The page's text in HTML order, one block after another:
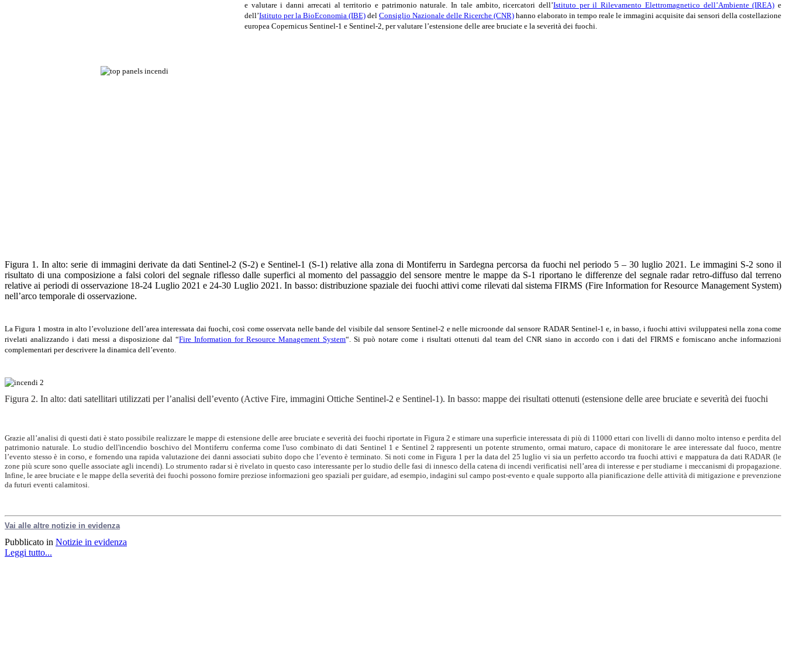
e valutare i danni arrecati al territorio e patrimonio naturale. In tale ambito, ricercatori dell’Istituto per il Rilevamento Elettromagnetico dell’Ambiente (IREA) e
dell’Istituto per la BioEconomia (IBE) del Consiglio Nazionale delle Ricerche (CNR) hanno elaborato in tempo reale le immagini acquisite dai sensori della costellazione
europea Copernicus Sentinel-1 e Sentinel-2, per valutare l’estensione delle aree bruciate e la severità dei fuochi.
Figura 1. In alto: serie di immagini derivate da dati Sentinel-2 (S-2) e Sentinel-1 (S-1) relative alla zona di Montiferru in Sardegna percorsa da fuochi nel periodo 5 – 30 luglio 2021. Le immagini S-2 sono il
risultato di una composizione a falsi colori del segnale riflesso dalle superfici al momento del passaggio del sensore mentre le mappe da S-1 riportano le differenze del segnale radar retro-diffuso dal terreno
relative ai periodi di osservazione 18-24 Luglio 2021 e 24-30 Luglio 2021. In basso: distribuzione spaziale dei fuochi attivi come rilevati dal sistema FIRMS (Fire Information for Resource Management System)
nell’arco temporale di osservazione.
La Figura 1 mostra in alto l’evoluzione dell’area interessata dai fuochi, così come osservata nelle bande del visibile dal sensore Sentinel-2 e nelle microonde dal sensore RADAR Sentinel-1 e, in basso, i fuochi attivi sviluppatesi nella zona come
rivelati analizzando i dati messi a disposizione dal “Fire Information for Resource Management System“. Si può notare come i risultati ottenuti dal team del CNR siano in accordo con i dati del FIRMS e forniscano anche informazioni
complementari per descrivere la dinamica dell’evento.
Figura 2. In alto: dati satellitari utilizzati per l’analisi dell’evento (Active Fire, immagini Ottiche Sentinel-2 e Sentinel-1). In basso: mappe dei risultati ottenuti (estensione delle aree bruciate e severità dei fuochi
Grazie all’analisi di questi dati è stato possibile realizzare le mappe di estensione delle aree bruciate e severità dei fuochi riportate in Figura 2 e stimare una superficie interessata di più di 11000 ettari con livelli di danno molto intenso e perdita del
patrimonio naturale. Lo studio dell'incendio boschivo del Montiferru conferma come l'uso combinato di dati Sentinel 1 e Sentinel 2 rappresenti un potente strumento, ormai maturo, capace di monitorare le aree interessate dal fuoco, mentre
l’evento stesso è in corso, e fornendo una rapida valutazione dei danni associati subito dopo che l’evento è terminato. Si noti come in Figura 1 per la data del 25 luglio vi sia un perfetto accordo tra fuochi attivi e mappatura da dati RADAR (le
zone più scure sono quelle associate agli incendi). Lo strumento radar si è rivelato in questo caso interessante per lo studio delle fasi di innesco della catena di incendi verificatisi nell’area di interesse e per studiarne i meccanismi di propagazione.
Infine, le aree bruciate e le mappe della severità dei fuochi possono fornire preziose informazioni geo spaziali per guidare, ad esempio, indagini sul campo post-evento e quale supporto alla pianificazione delle attività di mitigazione e prevenzione
da futuri eventi calamitosi.
Vai alle altre notizie in evidenza
Pubblicato in Notizie in evidenza
Leggi tutto...